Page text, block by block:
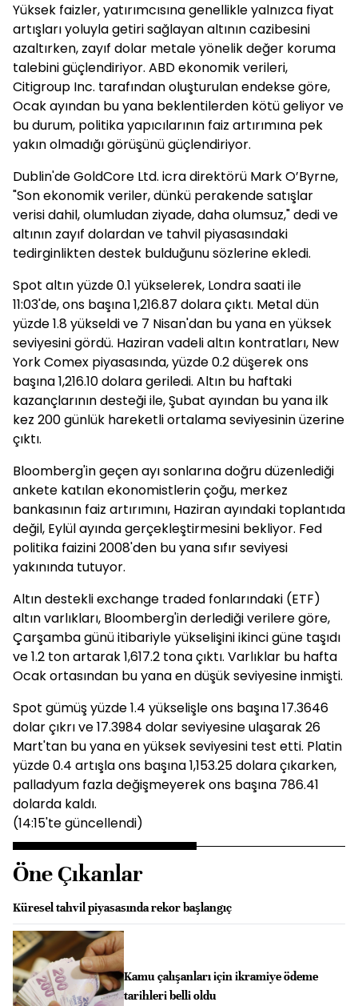
Yüksek faizler, yatırımcısına genellikle yalnızca fiyat
artışları yoluyla getiri sağlayan altının cazibesini
azaltırken, zayıf dolar metale yönelik değer koruma
talebini güçlendiriyor. ABD ekonomik verileri,
Citigroup Inc. tarafından oluşturulan endekse göre,
Ocak ayından bu yana beklentilerden kötü geliyor ve
bu durum, politika yapıcılarının faiz artırımına pek
yakın olmadığı görüşünü güçlendiriyor.
Dublin'de GoldCore Ltd. icra direktörü Mark O’Byrne,
"Son ekonomik veriler, dünkü perakende satışlar
verisi dahil, olumludan ziyade, daha olumsuz," dedi ve
altının zayıf dolardan ve tahvil piyasasındaki
tedirginlikten destek bulduğunu sözlerine ekledi.
Spot altın yüzde 0.1 yükselerek, Londra saati ile
11:03'de, ons başına 1,216.87 dolara çıktı. Metal dün
yüzde 1.8 yükseldi ve 7 Nisan'dan bu yana en yüksek
seviyesini gördü. Haziran vadeli altın kontratları, New
York Comex piyasasında, yüzde 0.2 düşerek ons
başına 1,216.10 dolara geriledi. Altın bu haftaki
kazançlarının desteği ile, Şubat ayından bu yana ilk
kez 200 günlük hareketli ortalama seviyesinin üzerine
çıktı.
Bloomberg'in geçen ayı sonlarına doğru düzenlediği
ankete katılan ekonomistlerin çoğu, merkez
bankasının faiz artırımını, Haziran ayındaki toplantıda
değil, Eylül ayında gerçekleştirmesini bekliyor. Fed
politika faizini 2008'den bu yana sıfır seviyesi
yakınında tutuyor.
Altın destekli exchange traded fonlarındaki (ETF)
altın varlıkları, Bloomberg'in derlediği verilere göre,
Çarşamba günü itibariyle yükselişini ikinci güne taşıdı
ve 1.2 ton artarak 1,617.2 tona çıktı. Varlıklar bu hafta
Ocak ortasından bu yana en düşük seviyesine inmişti.
Spot gümüş yüzde 1.4 yükselişle ons başına 17.3646
dolar çıkrı ve 17.3984 dolar seviyesine ulaşarak 26
Mart'tan bu yana en yüksek seviyesini test etti. Platin
yüzde 0.4 artışla ons başına 1,153.25 dolara çıkarken,
palladyum fazla değişmeyerek ons başına 786.41
dolarda kaldı.
(14:15'te güncellendi)
Öne Çıkanlar
Küresel tahvil piyasasında rekor başlangıç
Kamu çalışanları için ikramiye ödeme
tarihleri belli oldu